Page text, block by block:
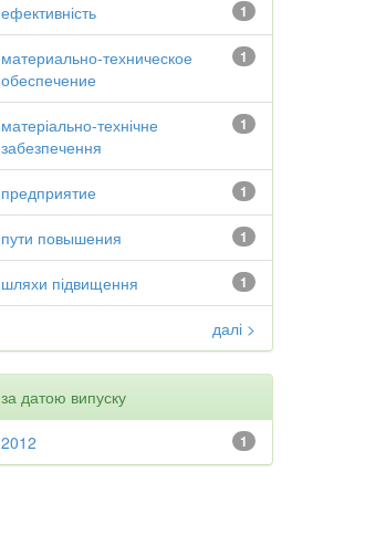
1
ефективність
1
материально-техническое
обеспечение
1
матеріально-технічне
забезпечення
1
предприятие
1
пути повышения
1
шляхи підвищення
далі >
за датою випуску
1
2012